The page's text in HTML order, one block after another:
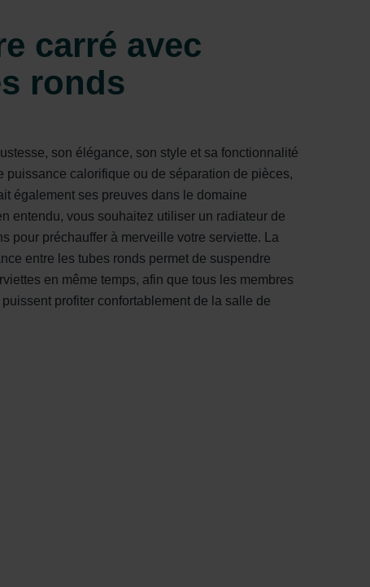
carré avec
ronds
son élégance, son style et sa fonctionnalité
puissance calorifique ou de séparation de pièces,
également ses preuves dans le domaine
entendu, vous souhaitez utiliser un radiateur de
pour préchauffer à merveille votre serviette. La
entre les tubes ronds permet de suspendre
en même temps, afin que tous les membres
profiter confortablement de la salle de